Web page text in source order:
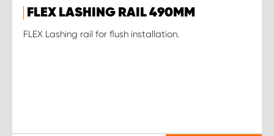
FLEX LASHING RAIL 490MM
FLEX Lashing rail for flush installation.